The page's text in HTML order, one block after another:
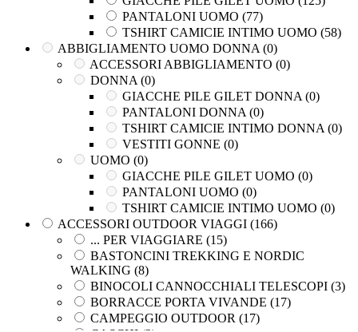
BASTONCINI TREKKING E NORDIC
WALKING(8)
BINOCOLI CANNOCCHIALI TELESCOPI(3)
BORRACCE PORTA VIVANDE(17)
CAMPEGGIO OUTDOOR(17)
CASCHI(2)
COLTELLERIA (0)
NEVE(25)
TORCE(13)
ZAINI (76)
BRAND(984)
4 LAND EDIZIONI(38)
BERGHAUS(2)
BERTONI(3)
BRIZZA(0)
DEUTER(17)
EASTPAK(3)
FERRINO(11)
GARMONT(15)
GIPRON(5)
GM CALZE(5)
4LAND(47)
AIGLE (1)
BERGHAUS(2)
BERTONI CAMPEGGIO E SPORT(5)
BONOMO LIBRI(0)
BRIZZA(0)
CAI EDIZIONI(7)
CAMP(16)
CARSA EDIZIONI (2)
CARTOGRAFIA(25)
CIERRE EDITORE (4)
COMIX (4)
PANTALONI UOMO (77)
TSHIRT CAMICIE INTIMO UOMO (58)
ABBIGLIAMENTO UOMO DONNA(0)
ACCESSORI ABBIGLIAMENTO (0)
DONNA(0)
GIACCHE PILE GILET DONNA(0)
PANTALONI DONNA(0)
TSHIRT CAMICIE INTIMO DONNA(0)
VESTITI GONNE (0)
UOMO (0)
GIACCHE PILE GILET UOMO (0)
PANTALONI UOMO (0)
TSHIRT CAMICIE INTIMO UOMO (0)
ACCESSORI OUTDOOR VIAGGI (166)
... PER VIAGGIARE (15)
BASTONCINI TREKKING E NORDIC
WALKING (8)
BINOCOLI CANNOCCHIALI TELESCOPI (3)
BORRACCE PORTA VIVANDE (17)
CAMPEGGIO OUTDOOR (17)